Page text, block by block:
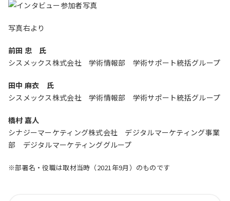
写真右より
前田 忠 氏
シスメックス株式会社 学術情報部 学術サポート統括グループ
田中 麻衣 氏
シスメックス株式会社 学術情報部 学術サポート統括グループ
橋村 嘉人
シナジーマーケティング株式会社 デジタルマーケティング事業
部 デジタルマーケティンググループ
※部署名・役職は取材当時（2021年9月）のものです